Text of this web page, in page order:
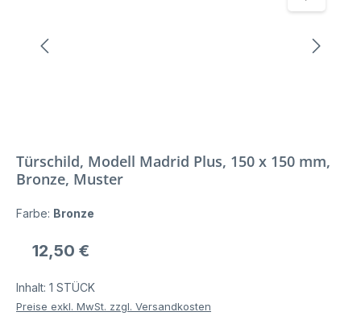
Türschild, Modell Madrid Plus, 150 x 150 mm,
Bronze, Muster
Farbe: Bronze
Regulärer Preis:
12,50 €
Inhalt: 1 STÜCK
Preise exkl. MwSt. zzgl. Versandkosten